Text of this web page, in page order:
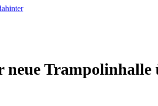
neue Trampolinhalle